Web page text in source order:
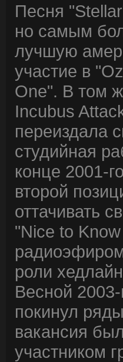
Песня
но самым
лучшую
участие в
One". В том
Incubus
переиздала
студийная
конце 2001-
второй
оттачивать
"Nice to
роли
Весной
покинул
вакансия
участником